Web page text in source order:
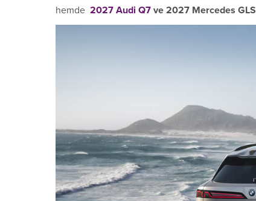
hemde 2027 Audi Q7 ve 2027 Mercedes GLS